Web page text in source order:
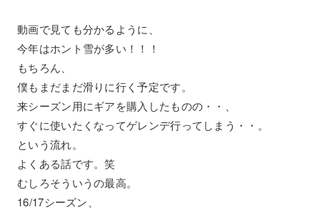
動画で見ても分かるように、
今年はホント雪が多い！！！
もちろん、
僕もまだまだ滑りに行く予定です。
来シーズン用にギアを購入したものの・・、
すぐに使いたくなってゲレンデ行ってしまう・・。
という流れ。
よくある話です。笑
むしろそういうの最高。
16/17シーズン、